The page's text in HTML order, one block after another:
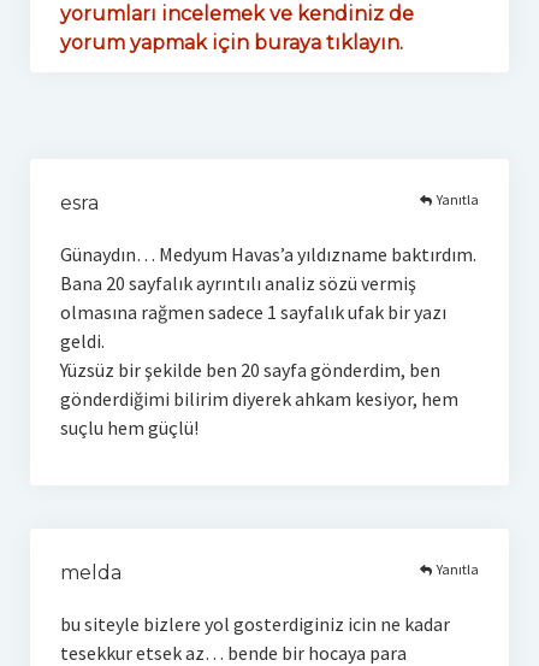
yorumları incelemek ve kendiniz de
yorum yapmak için buraya tıklayın.
esra
Günaydın… Medyum Havas’a yıldızname baktırdım.
Bana 20 sayfalık ayrıntılı analiz sözü vermiş
olmasına rağmen sadece 1 sayfalık ufak bir yazı
geldi.
Yüzsüz bir şekilde ben 20 sayfa gönderdim, ben
gönderdiğimi bilirim diyerek ahkam kesiyor, hem
suçlu hem güçlü!
Yanıtla
melda
bu siteyle bizlere yol gosterdiginiz icin ne kadar
tesekkur etsek az… bende bir hocaya para
Yanıtla